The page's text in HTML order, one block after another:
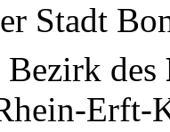
Stadt
Bezirk des
Erft-